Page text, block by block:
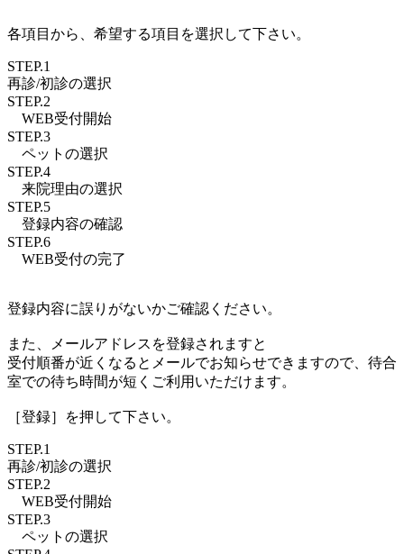
各項目から、希望する項目を選択して下さい。
STEP.1
再診/初診の選択
STEP.2
WEB受付開始
STEP.3
ペットの選択
STEP.4
来院理由の選択
STEP.5
登録内容の確認
STEP.6
WEB受付の完了
登録内容に誤りがないかご確認ください。
また、メールアドレスを登録されますと
受付順番が近くなるとメールでお知らせできますので、待合
室での待ち時間が短くご利用いただけます。
［登録］を押して下さい。
STEP.1
再診/初診の選択
STEP.2
WEB受付開始
STEP.3
ペットの選択